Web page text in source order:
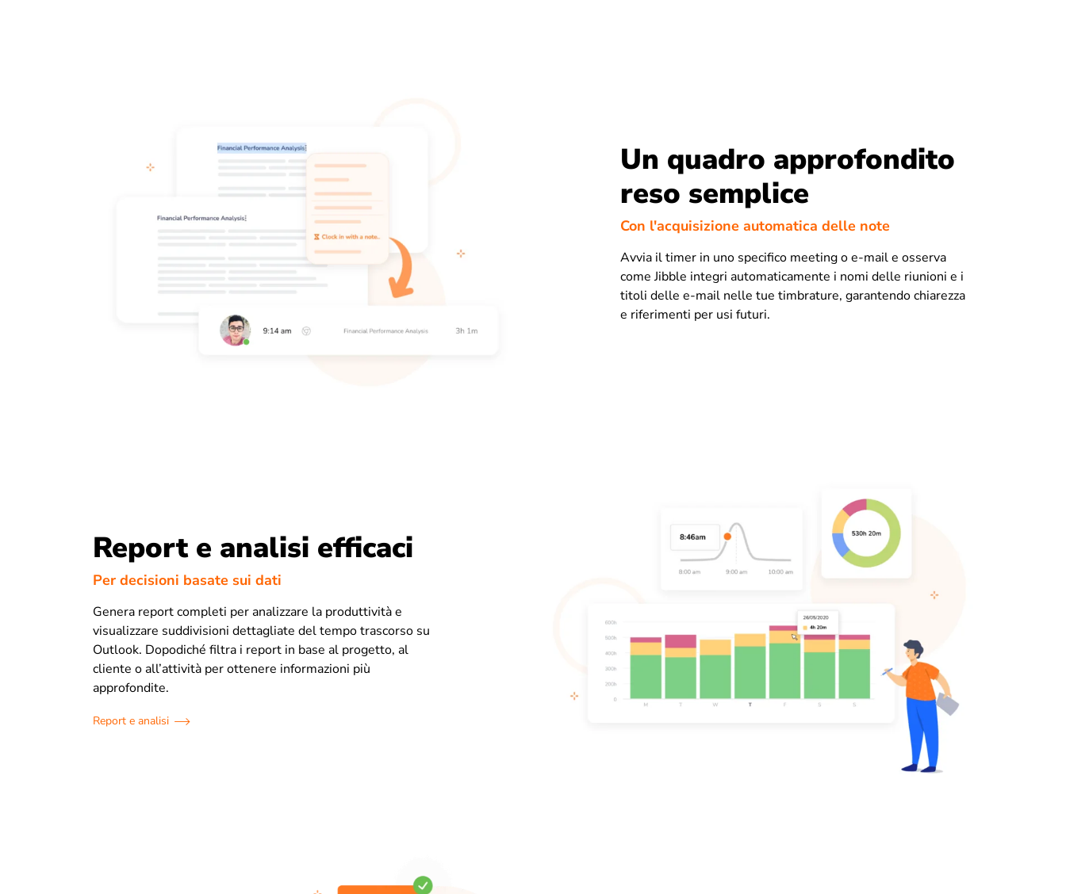
Un quadro approfondito
reso semplice
Con l'acquisizione automatica delle note
Avvia il timer in uno specifico meeting o e-mail e osserva
come Jibble integri automaticamente i nomi delle riunioni e i
titoli delle e-mail nelle tue timbrature, garantendo chiarezza
e riferimenti per usi futuri.
Report e analisi efficaci
Per decisioni basate sui dati
Genera report completi per analizzare la produttività e
visualizzare suddivisioni dettagliate del tempo trascorso su
Outlook. Dopodiché filtra i report in base al progetto, al
cliente o all’attività per ottenere informazioni più
approfondite.
Report e analisi